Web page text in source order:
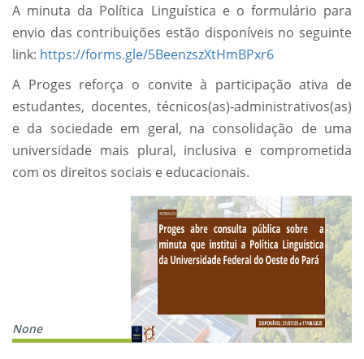
A minuta da Política Linguística e o formulário para
envio das contribuições estão disponíveis no seguinte
link: https://forms.gle/5BeenzszXtHmBPxr6
A Proges reforça o convite à participação ativa de
estudantes, docentes, técnicos(as)-administrativos(as)
e da sociedade em geral, na consolidação de uma
universidade mais plural, inclusiva e comprometida
com os direitos sociais e educacionais.
None